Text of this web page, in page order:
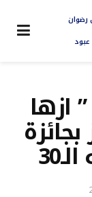
رضوان
عبود
ازها